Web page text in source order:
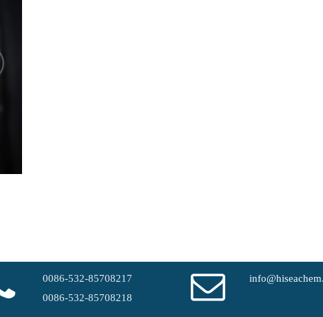
0086-532-85708217
0086-532-85708218